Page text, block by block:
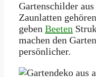
Gartenschilder
Zaunlatten
geben Beeten
machen den Garten
persönlicher.